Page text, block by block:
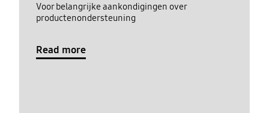
Voor belangrijke aankondigingen over
productenondersteuning
Read more